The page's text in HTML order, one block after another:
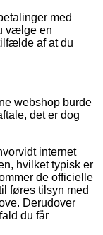
med
vælge en
af at du
webshop burde
det er dog
internet
hvilket typisk er
de officielle
føres tilsyn med
Derudover
du får